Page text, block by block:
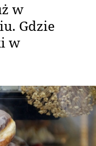
w
Gdzie
w